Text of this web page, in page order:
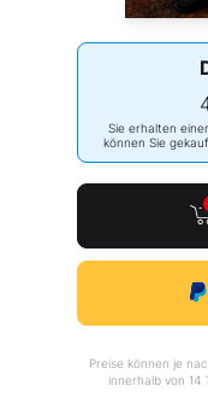
Sie erhalten
können Sie
Preise können je
innerhalb von 14